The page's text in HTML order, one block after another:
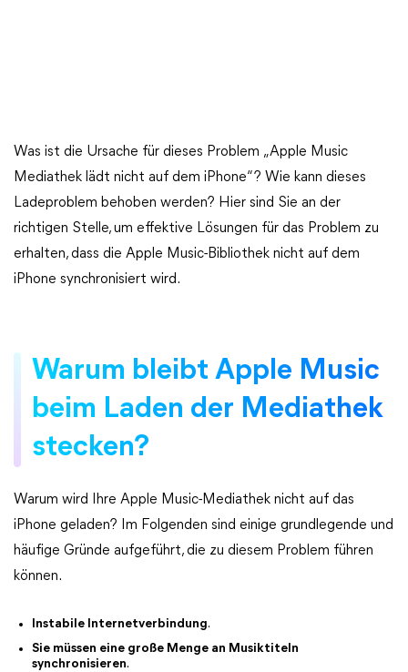
Was ist die Ursache für dieses Problem „Apple Music
Mediathek lädt nicht auf dem iPhone“? Wie kann dieses
Ladeproblem behoben werden? Hier sind Sie an der
richtigen Stelle, um effektive Lösungen für das Problem zu
erhalten, dass die Apple Music-Bibliothek nicht auf dem
iPhone synchronisiert wird.
Warum bleibt Apple Music
beim Laden der Mediathek
stecken?
Warum wird Ihre Apple Music-Mediathek nicht auf das
iPhone geladen? Im Folgenden sind einige grundlegende und
häufige Gründe aufgeführt, die zu diesem Problem führen
können.
Instabile Internetverbindung.
Sie müssen eine große Menge an Musiktiteln
synchronisieren.